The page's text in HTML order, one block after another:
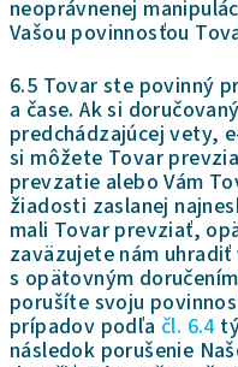
neoprávnenej
Vašou povinnosťou
6.5 Tovar ste povinný
a čase. Ak si
predchádzajúcej vety,
si môžete Tovar
prevzatie alebo Vám
žiadosti zaslanej
mali Tovar prevziať,
zaväzujete nám
s opätovným
porušíte svoju
prípadov podľa čl. 6.4
následok porušenie